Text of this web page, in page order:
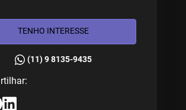
TENHO INTERESSE
(11) 9 8135-9435